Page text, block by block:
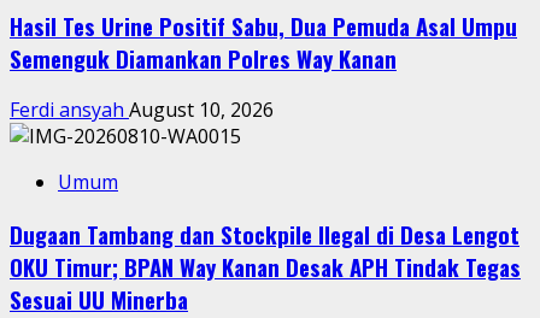
Hasil Tes Urine Positif Sabu, Dua Pemuda Asal Umpu
Semenguk Diamankan Polres Way Kanan
Ferdi ansyah August 10, 2026
Umum
Dugaan Tambang dan Stockpile Ilegal di Desa Lengot
OKU Timur; BPAN Way Kanan Desak APH Tindak Tegas
Sesuai UU Minerba